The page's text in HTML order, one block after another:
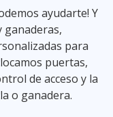
ayudarte! Y
ganaderas,
para
puertas,
de acceso y la
o ganadera.